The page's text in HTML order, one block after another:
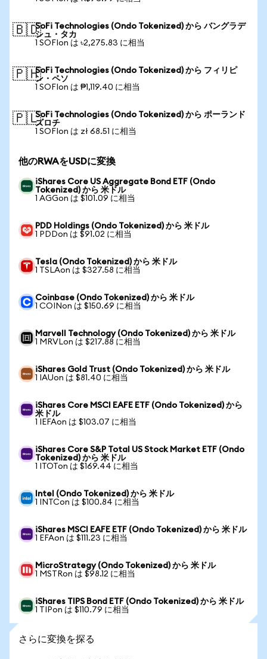
🇧🇩SoFi Technologies (Ondo Tokenized) から バングラデ
シュ・タカ
1 SOFIon は ৳2,275.83 に相当
🇵🇭SoFi Technologies (Ondo Tokenized) から フィリピ
ン・ペソ
1 SOFIon は ₱1,119.40 に相当
🇵🇱SoFi Technologies (Ondo Tokenized) から ポーランド
ズロチ
1 SOFIon は zł 68.51 に相当
他のRWAをUSDに変換
iShares Core US Aggregate Bond ETF (Ondo
Tokenized) から 米ドル
1 AGGon は $101.09 に相当
PDD Holdings (Ondo Tokenized) から 米ドル
1 PDDon は $91.02 に相当
Tesla (Ondo Tokenized) から 米ドル
1 TSLAon は $327.58 に相当
Coinbase (Ondo Tokenized) から 米ドル
1 COINon は $150.69 に相当
Marvell Technology (Ondo Tokenized) から 米ドル
1 MRVLon は $217.88 に相当
iShares Gold Trust (Ondo Tokenized) から 米ドル
1 IAUon は $81.40 に相当
iShares Core MSCI EAFE ETF (Ondo Tokenized) から
米ドル
1 IEFAon は $103.07 に相当
iShares Core S&P Total US Stock Market ETF (Ondo
Tokenized) から 米ドル
1 ITOTon は $169.44 に相当
Intel (Ondo Tokenized) から 米ドル
1 INTCon は $100.84 に相当
iShares MSCI EAFE ETF (Ondo Tokenized) から 米ドル
1 EFAon は $111.23 に相当
MicroStrategy (Ondo Tokenized) から 米ドル
1 MSTRon は $98.12 に相当
iShares TIPS Bond ETF (Ondo Tokenized) から 米ドル
1 TIPon は $110.79 に相当
さらに変換を探る